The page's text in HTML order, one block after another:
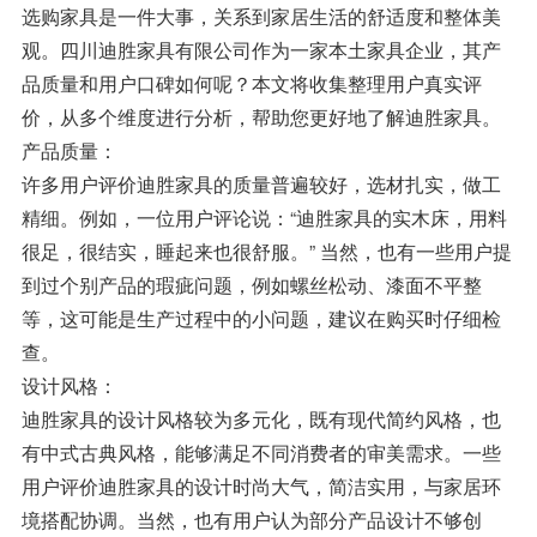
选购家具是一件大事，关系到家居生活的舒适度和整体美
观。四川迪胜家具有限公司作为一家本土家具企业，其产
品质量和用户口碑如何呢？本文将收集整理用户真实评
价，从多个维度进行分析，帮助您更好地了解迪胜家具。
产品质量：
许多用户评价迪胜家具的质量普遍较好，选材扎实，做工
精细。例如，一位用户评论说：“迪胜家具的实木床，用料
很足，很结实，睡起来也很舒服。” 当然，也有一些用户提
到过个别产品的瑕疵问题，例如螺丝松动、漆面不平整
等，这可能是生产过程中的小问题，建议在购买时仔细检
查。
设计风格：
迪胜家具的设计风格较为多元化，既有现代简约风格，也
有中式古典风格，能够满足不同消费者的审美需求。一些
用户评价迪胜家具的设计时尚大气，简洁实用，与家居环
境搭配协调。当然，也有用户认为部分产品设计不够创